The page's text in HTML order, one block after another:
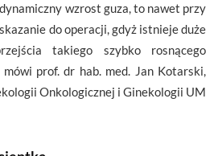
wzrost guza, to nawet przy
do operacji, gdyż istnieje duże
takiego szybko rosnącego
mówi prof. dr hab. med. Jan Kotarski,
Onkologicznej i Ginekologii UM